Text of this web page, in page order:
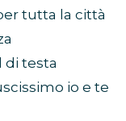
tutta la città
di testa
io e te